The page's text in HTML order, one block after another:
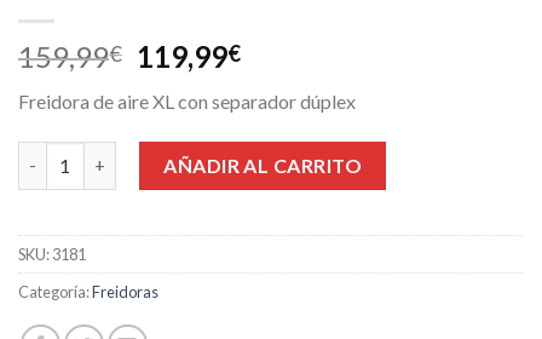
159,99€
El
precio
original
era:
159,99€.
119,99€El
actual
es:
119,99€.
Freidora de aire XL con separador dúplex
Freidora de aire caliente Caso AF 660 Duplex cantidad
AÑADIR AL CARRITO
SKU:3181
Categoría:Freidoras